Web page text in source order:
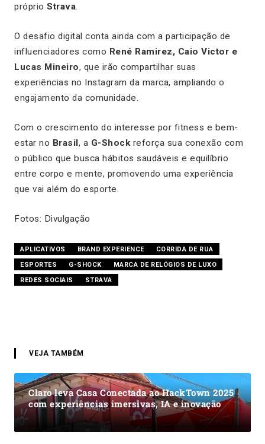
próprio Strava.
O desafio digital conta ainda com a participação de
influenciadores como René Ramirez, Caio Victor e
Lucas Mineiro, que irão compartilhar suas
experiências no Instagram da marca, ampliando o
engajamento da comunidade.
Com o crescimento do interesse por fitness e bem-
estar no Brasil, a G-Shockreforça sua conexão com
o público que busca hábitos saudáveis e equilíbrio
entre corpo e mente, promovendo uma experiência
que vai além do esporte.
Fotos: Divulgação
APLICATIVOS BRAND EXPERIENCE
CORRIDA DE RUA
ESPORTES
G-SHOCK
MARCA DE RELÓGIOS DE LUXO
REDES SOCIAIS
STRAVA
VEJA TAMBÉM
Claro leva Casa Conectada ao HackTown 2025
com experiências imersivas, IA e inovação